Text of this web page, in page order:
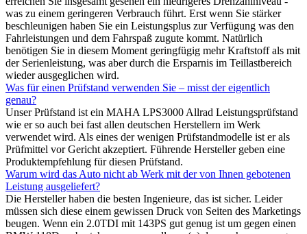
was zu einem geringeren Verbrauch führt. Erst wenn Sie stärker
beschleunigen haben Sie ein Leistungsplus zur Verfügung was den
Fahrleistungen und dem Fahrspaß zugute kommt. Natürlich
benötigen Sie in diesem Moment geringfügig mehr Kraftstoff als mit
der Serienleistung, was aber durch die Ersparnis im Teillastbereich
wieder ausgeglichen wird.
Was für einen Prüfstand verwenden Sie – misst der eigentlich
genau?
Unser Prüfstand ist ein MAHA LPS3000 Allrad Leistungsprüfstand
wie er so auch bei fast allen deutschen Herstellern im Werk
verwendet wird. Als eines der wenigen Prüfstandmodelle ist er als
Prüfmittel vor Gericht akzeptiert. Führende Hersteller geben eine
Produktempfehlung für diesen Prüfstand.
Warum wird das Auto nicht ab Werk mit der von Ihnen gebotenen
Leistung ausgeliefert?
Die Hersteller haben die besten Ingenieure, das ist sicher. Leider
müssen sich diese einem gewissen Druck von Seiten des Marketings
beugen. Wenn ein 2.0TDI mit 143PS gut genug ist um gegen einen